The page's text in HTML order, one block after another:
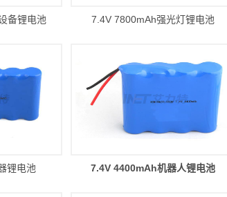
备锂电池 7.4V 7800mAh强光灯锂电池
锂电池 7.4V 4400mAh机器人锂电池